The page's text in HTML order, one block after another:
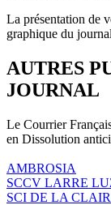
La présentation de
graphique du journal
AUTRES
JOURNAL
Le Courrier
en Dissolution
AMBROSIA
SCCV LARRE
SCI DE LA